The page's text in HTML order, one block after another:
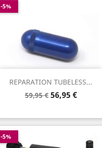
REPARATION TUBELESS...
Prix
59,95 €
-5%
Prix
56,95 €
-5%